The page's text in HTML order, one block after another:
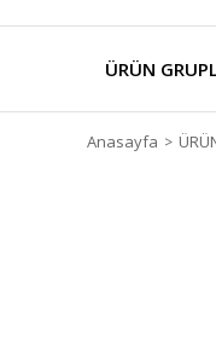
ÜRÜN
Anasayfa